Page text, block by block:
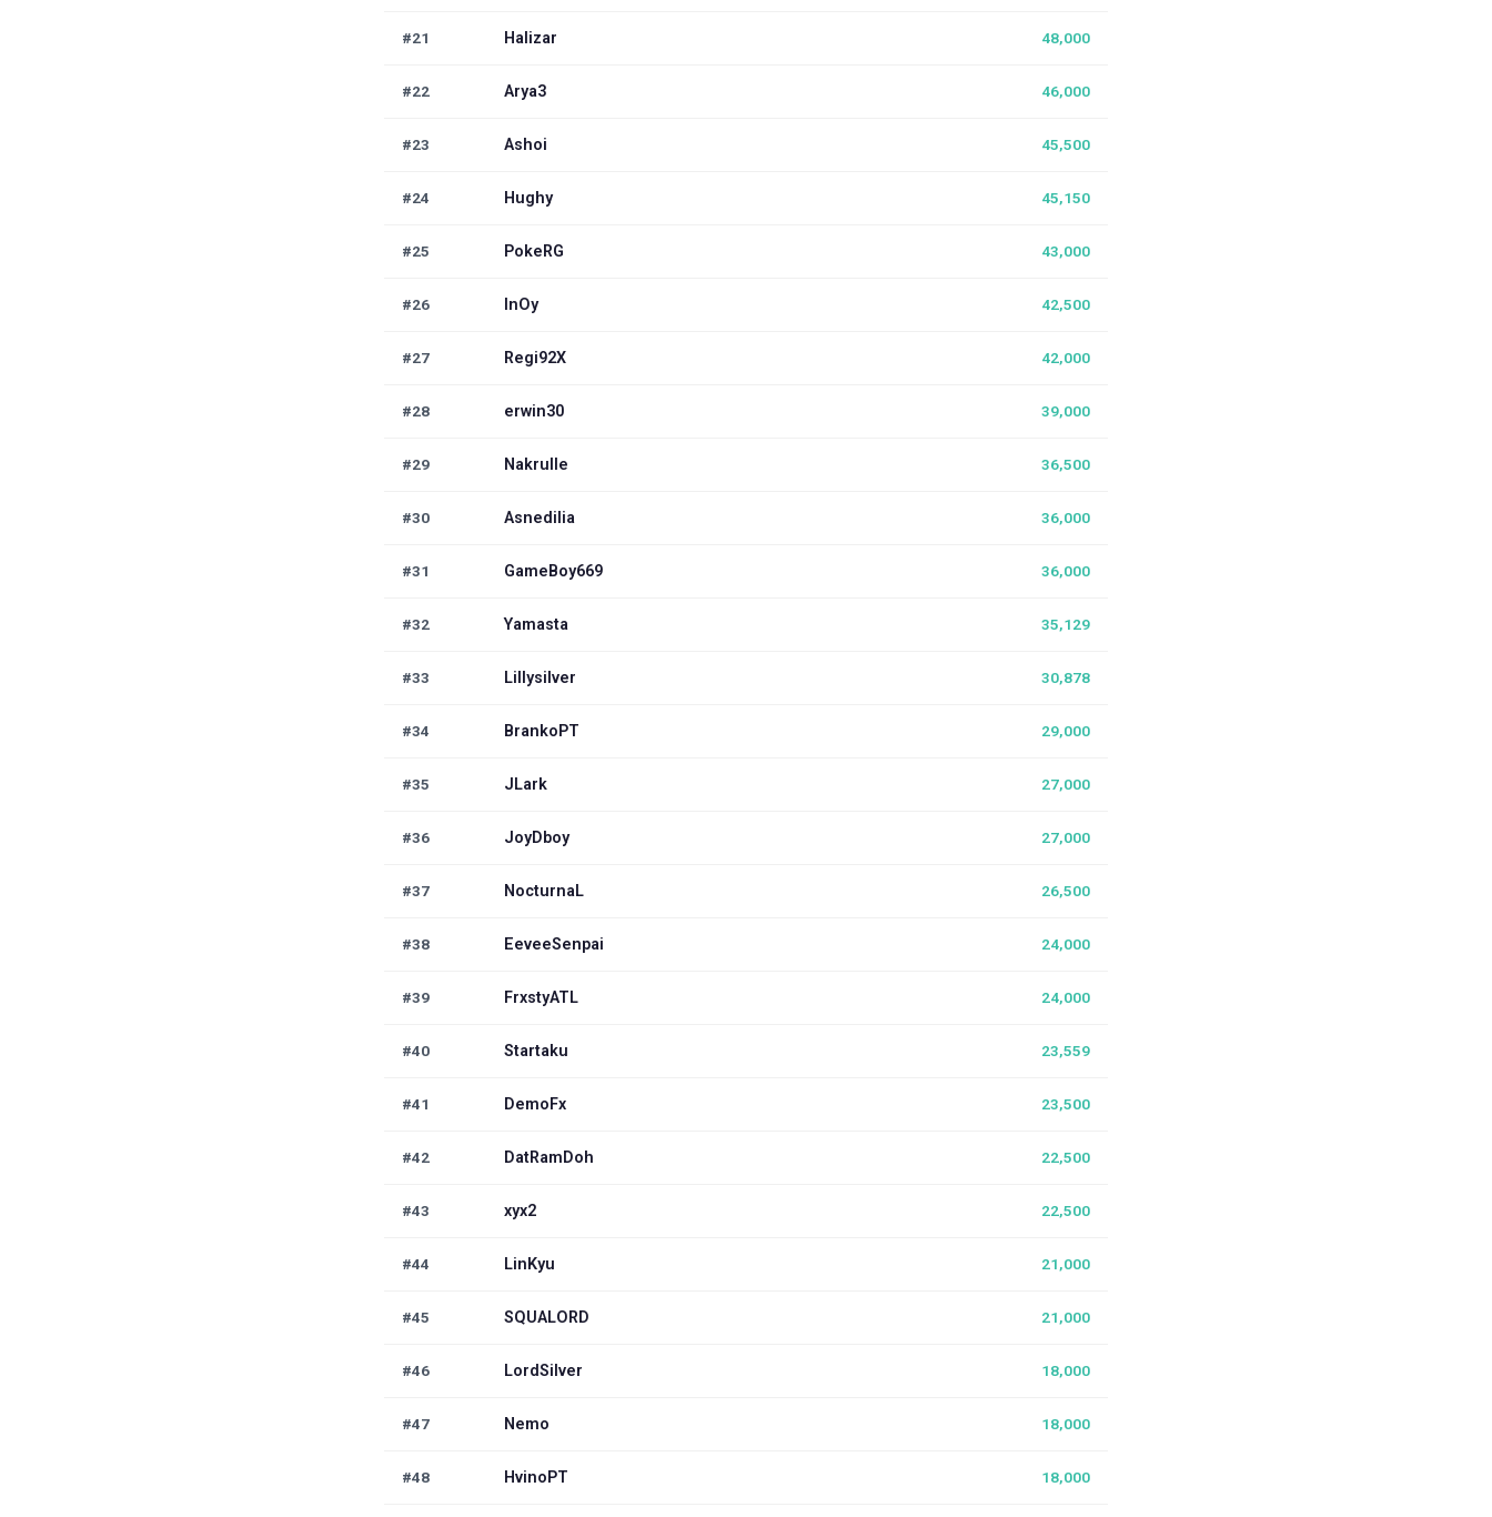
#21 Halizar 48,000
#22 Arya3 46,000
#23 Ashoi 45,500
#24 Hughy 45,150
#25 PokeRG 43,000
#26 InOy 42,500
#27 Regi92X 42,000
#28 erwin30 39,000
#29 Nakrulle 36,500
#30 Asnedilia 36,000
#31 GameBoy669 36,000
#32 Yamasta 35,129
#33 Lillysilver 30,878
#34 BrankoPT 29,000
#35 JLark 27,000
#36 JoyDboy 27,000
#37 NocturnaL 26,500
#38 EeveeSenpai 24,000
#39 FrxstyATL 24,000
#40 Startaku 23,559
#41 DemoFx 23,500
#42 DatRamDoh 22,500
#43 xyx2 22,500
#44 LinKyu 21,000
#45 SQUALORD 21,000
#46 LordSilver 18,000
#47 Nemo 18,000
#48 HvinoPT 18,000